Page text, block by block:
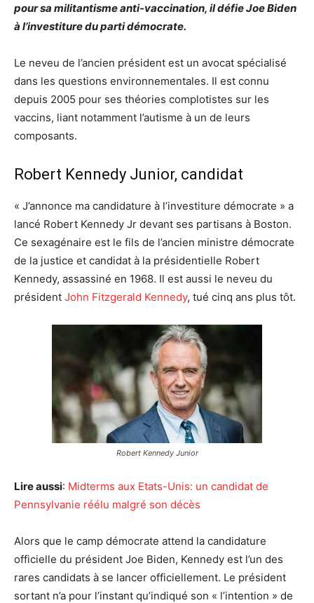
pour sa militantisme anti-vaccination, il défie Joe Biden
à l’investiture du parti démocrate.
Le neveu de l’ancien président est un avocat spécialisé
dans les questions environnementales. Il est connu
depuis 2005 pour ses théories complotistes sur les
vaccins, liant notamment l’autisme à un de leurs
composants.
Robert Kennedy Junior, candidat
« J’annonce ma candidature à l’investiture démocrate » a
lancé Robert Kennedy Jr devant ses partisans à Boston.
Ce sexagénaire est le fils de l’ancien ministre démocrate
de la justice et candidat à la présidentielle Robert
Kennedy, assassiné en 1968. Il est aussi le neveu du
président John Fitzgerald Kennedy, tué cinq ans plus tôt.
Robert Kennedy Junior
Lire aussi: Midterms aux Etats-Unis: un candidat de
Pennsylvanie réélu malgré son décès
Alors que le camp démocrate attend la candidature
officielle du président Joe Biden, Kennedy est l’un des
rares candidats à se lancer officiellement. Le président
sortant n’a pour l’instant qu’indiqué son « l’intention » de